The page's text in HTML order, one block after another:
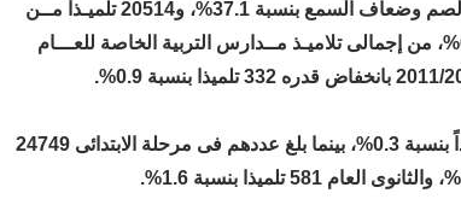
من المكفوفين وضعاف البصر بنسبة 6.8%، 13696 تلميذاً من الصم وضعاف السمع بنسبة 37.1%، و20514 تلميـذاً مــن
المعاقين ذهنيـا بنسبة 55.6%، 167 تلميذاً بالمشـافى بنسبة 0.5%، من إجمالى تلاميـذ مــدارس التربية الخاصة للعـــام
فيما بلغ إجمـالى أعداد التلاميذ بمرحلة ما قبل الابتدائى 92 تلميذاً بنسبة 0.3%، بينما بلغ عددهم فى مرحلة الابتدائى 24749